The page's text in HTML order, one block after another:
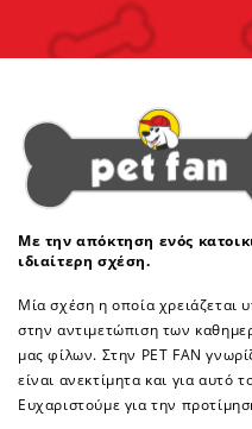
Με την απόκτηση ενός
ιδιαίτερη σχέση.
Μία σχέση η οποία χρειάζεται
στην αντιμετώπιση των
μας φίλων. Στην PET FAN
είναι ανεκτίμητα και για αυτό
Ευχαριστούμε για την